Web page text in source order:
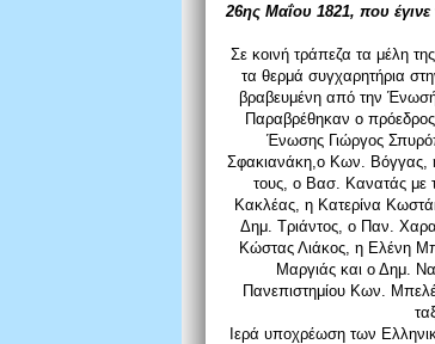
26ης Μαΐου 1821, που
Σε κοινή τράπεζα τα μέλη
τα θερμά συγχαρητήρια
βραβευμένη από την
Παραβρέθηκαν ο
Ένωσης Γιώργος
Σφακιανάκη,ο Kων. Bόγγας,
τους, ο Bασ. Kανατάς με
Kακλέας, η Kατερίνα
Δημ. Tριάντος, ο Παν.
Kώστας Λιάκος, η Eλένη
Mαργιάς και ο Δημ.
Πανεπιστημίου Kων.
Iερά υποχρέωση των